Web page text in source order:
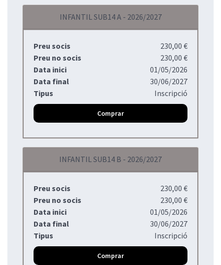
INFANTIL SUB14 A - 2026/2027
Preu socis
230,00 €
Preu no socis
230,00 €
Data inici
01/05/2026
Data final
30/06/2027
Tipus
Inscripció
Comprar
INFANTIL SUB14 B - 2026/2027
Preu socis
230,00 €
Preu no socis
230,00 €
Data inici
01/05/2026
Data final
30/06/2027
Tipus
Inscripció
Comprar